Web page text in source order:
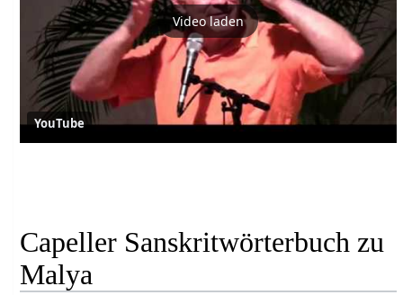
Video laden
YouTube
Capeller Sanskritwörterbuch zu
Malya